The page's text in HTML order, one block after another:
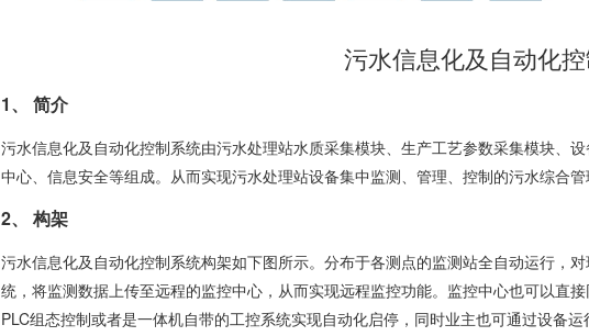
污水信息化及自动化
1、 简介
污水信息化及自动化控制系统由污水处理站水质采集模块、生产工艺参数采集模块、
中心、信息安全等组成。从而实现污水处理站设备集中监测、管理、控制的污水综合管
2、 构架
污水信息化及自动化控制系统构架如下图所示。分布于各测点的监测站全自动运行，
统，将监测数据上传至远程的监控中心，从而实现远程监控功能。监控中心也可以直
PLC组态控制或者是一体机自带的工控系统实现自动化启停，同时业主也可通过设备